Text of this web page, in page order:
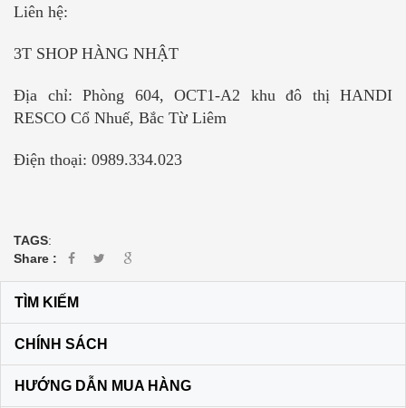
Liên hệ:
3T SHOP HÀNG NHẬT
Địa chỉ: Phòng 604, OCT1-A2 khu đô thị HANDI
RESCO Cổ Nhuế, Bắc Từ Liêm
Điện thoại: 0989.334.023
TAGS:
Share :
TÌM KIẾM
CHÍNH SÁCH
HƯỚNG DẪN MUA HÀNG